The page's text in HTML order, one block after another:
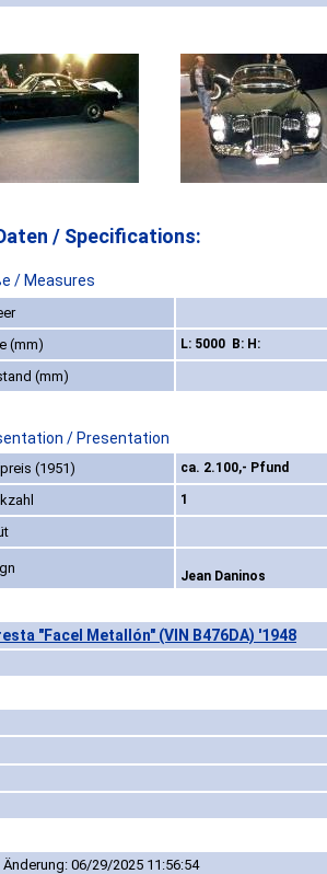
/ Specifications:
/ Measures
(mm) L: 5000 B: H:
(mm)
/ Presentation
(1951) ca. 2.100,- Pfund
1
Jean Daninos
"Facel Metallón" (VIN B476DA) '1948
06/29/2025 11:56:54